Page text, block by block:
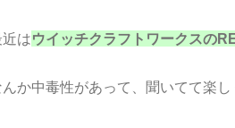
はウイッチクラフトワークスの
んか中毒性があって、聞いてて楽し